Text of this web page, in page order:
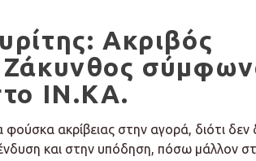
Ακριβός
ΙΝ.ΚΑ.
ακρίβειας στην αγορά, διότι δεν
και στην υπόδηση, πόσω μάλλον